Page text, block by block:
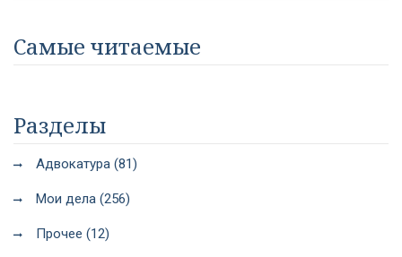
Самые читаемые
Разделы
Адвокатура (81)
Мои дела (256)
Прочее (12)